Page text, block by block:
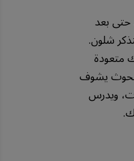
حتى بعد
شلون.
يشوف
ويدرس